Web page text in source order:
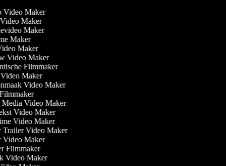
Video Maker
Maker
Maker
Maker
Maker
Video Maker
Filmmaker
Video Maker
Video Maker
Media Video Maker
Video Maker
Video Maker
Trailer Video Maker
Video Maker
Filmmaker
Video Maker